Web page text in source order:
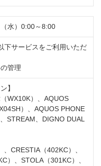
水）0:00～8:00
下サービスをご利用いただ
管理
】
WX10K）、AQUOS
）、AQUOS PHONE
STREAM、DIGNO DUAL
、CRESTIA（402KC）、
）、STOLA（301KC）、